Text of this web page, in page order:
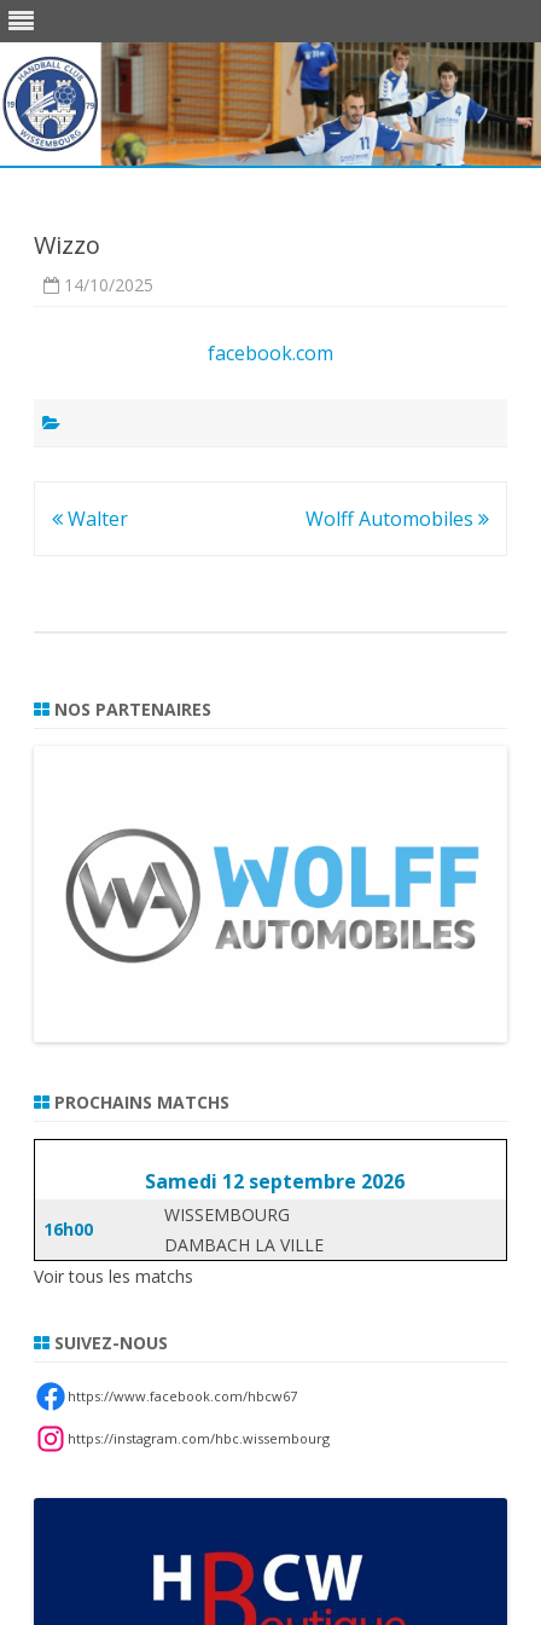
Wizzo
14/10/2025
facebook.com
Navigation
Walter Wolff Automobiles
NOS PARTENAIRES
PROCHAINS MATCHS
Samedi 12 septembre 2026
16h00
WISSEMBOURG
DAMBACH LA VILLE
Voir tous les matchs
SUIVEZ-NOUS
https://www.facebook.com/hbcw67
https://instagram.com/hbc.wissembourg